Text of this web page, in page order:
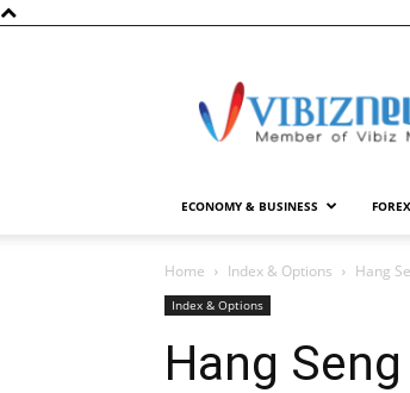
ECONOMY & BUSINESS FOREX
Home Index & Options Hang
Index & Options
Hang